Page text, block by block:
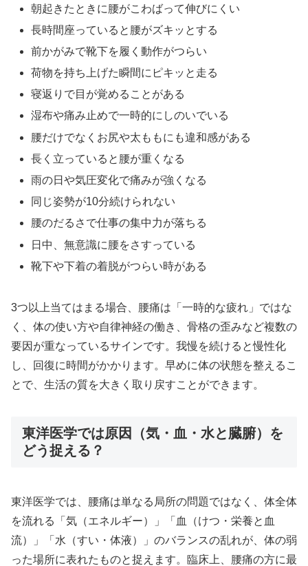
朝起きたときに腰がこわばって伸びにくい
長時間座っていると腰がズキッとする
前かがみで靴下を履く動作がつらい
荷物を持ち上げた瞬間にピキッと走る
寝返りで目が覚めることがある
湿布や痛み止めで一時的にしのいでいる
腰だけでなくお尻や太ももにも違和感がある
長く立っていると腰が重くなる
雨の日や気圧変化で痛みが強くなる
同じ姿勢が10分続けられない
腰のだるさで仕事の集中力が落ちる
日中、無意識に腰をさすっている
靴下や下着の着脱がつらい時がある
3つ以上当てはまる場合、腰痛は「一時的な疲れ」ではな
く、体の使い方や自律神経の働き、骨格の歪みなど複数の
要因が重なっているサインです。我慢を続けると慢性化
し、回復に時間がかかります。早めに体の状態を整えるこ
とで、生活の質を大きく取り戻すことができます。
東洋医学では原因（気・血・水と臓腑）を
どう捉える？
東洋医学では、腰痛は単なる局所の問題ではなく、体全体
を流れる「気（エネルギー）」「血（けつ・栄養と血
流）」「水（すい・体液）」のバランスの乱れが、体の弱
った場所に表れたものと捉えます。臨床上、腰痛の方に最